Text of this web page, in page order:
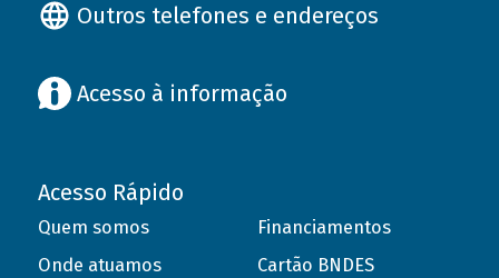
Outros telefones e endereços
Acesso à informação
Acesso Rápido
Quem somos
Onde atuamos
Financiamentos
Cartão BNDES